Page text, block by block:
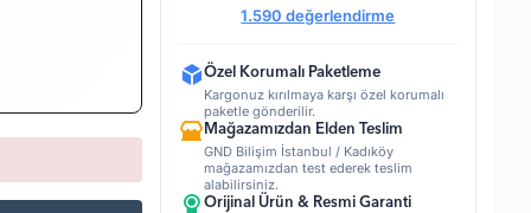
1.590 değerlendirme
Özel Korumalı Paketleme
Kargonuz kırılmaya karşı özel korumalı
paketle gönderilir.
Mağazamızdan Elden Teslim
GND Bilişim İstanbul / Kadıköy
mağazamızdan test ederek teslim
alabilirsiniz.
Orijinal Ürün & Resmi Garanti